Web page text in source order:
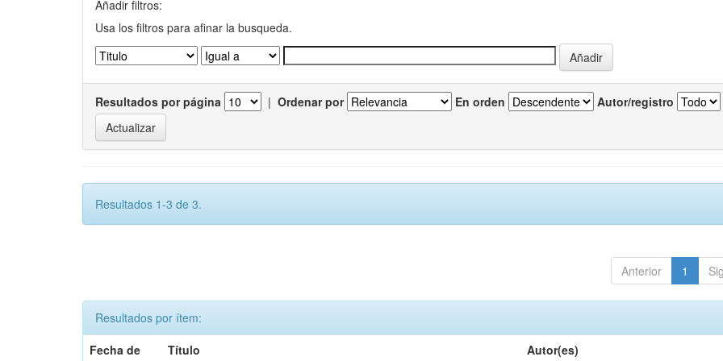
Añadir filtros:
Usa los filtros para afinar la busqueda.
Resultados por página | Ordenar por En orden Autor/registro
Resultados 1-3 de 3.
Anterior 1
Resultados por ítem:
Fecha de
Título Autor(es)